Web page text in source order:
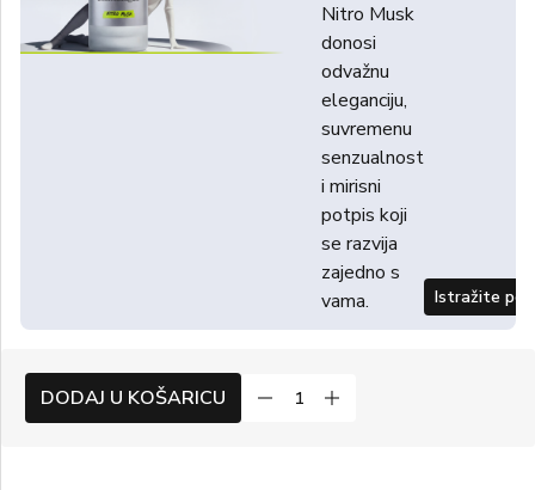
Nitro Musk
donosi
odvažnu
eleganciju,
suvremenu
senzualnost
i mirisni
potpis koji
se razvija
zajedno s
vama.
Istražite
DODAJ U KOŠARICU